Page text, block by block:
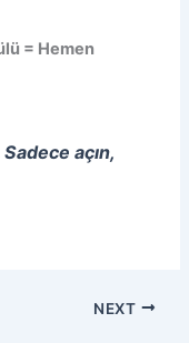
= Hemen
açın,
NEXT